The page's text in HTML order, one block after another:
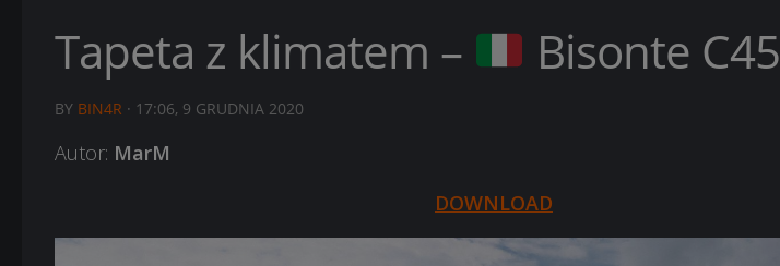
Tapeta z klimatem – Bisonte C45
BY BIN4R · 17:06, 9 GRUDNIA 2020
Autor: MarM
DOWNLOAD